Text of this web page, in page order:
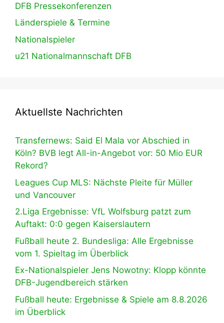
DFB Pressekonferenzen
Länderspiele & Termine
Nationalspieler
u21 Nationalmannschaft DFB
Aktuellste Nachrichten
Transfernews: Said El Mala vor Abschied in
Köln? BVB legt All-in-Angebot vor: 50 Mio EUR
Rekord?
Leagues Cup MLS: Nächste Pleite für Müller
und Vancouver
2.Liga Ergebnisse: VfL Wolfsburg patzt zum
Auftakt: 0:0 gegen Kaiserslautern
Fußball heute 2. Bundesliga: Alle Ergebnisse
vom 1. Spieltag im Überblick
Ex-Nationalspieler Jens Nowotny: Klopp könnte
DFB-Jugendbereich stärken
Fußball heute: Ergebnisse & Spiele am 8.8.2026
im Überblick